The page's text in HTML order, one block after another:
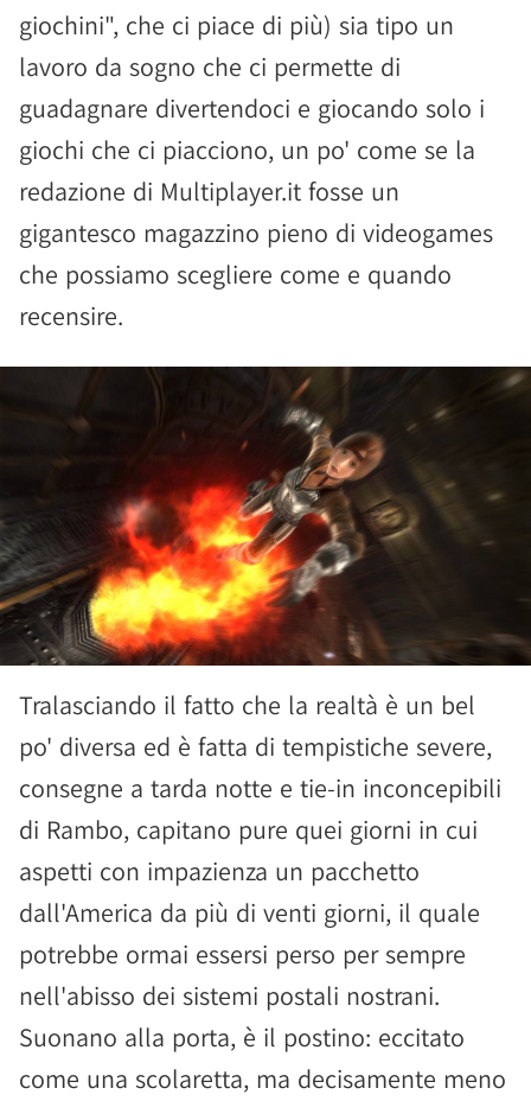
giochini", che ci piace di più) sia tipo un
lavoro da sogno che ci permette di
guadagnare divertendoci e giocando solo i
giochi che ci piacciono, un po' come se la
redazione di Multiplayer.it fosse un
gigantesco magazzino pieno di videogames
che possiamo scegliere come e quando
recensire.
Tralasciando il fatto che la realtà è un bel
po' diversa ed è fatta di tempistiche severe,
consegne a tarda notte e tie-in inconcepibili
di Rambo, capitano pure quei giorni in cui
aspetti con impazienza un pacchetto
dall'America da più di venti giorni, il quale
potrebbe ormai essersi perso per sempre
nell'abisso dei sistemi postali nostrani.
Suonano alla porta, è il postino: eccitato
come una scolaretta, ma decisamente meno